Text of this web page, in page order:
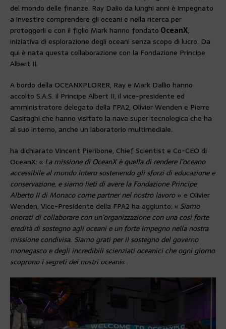
del mondo delle finanze. Ray Dalio da lunghi anni è impegnato
a investire comprendere gli oceani e nella ricerca per
proteggerli e con il figlio Mark hanno fondato OceanX,
iniziativa di esplorazione degli oceani senza scopo di lucro. Da
qui è nata questa collaborazione con la Fondazione Principe
Albert II.
A bordo della OCEANXPLORER, Ray e Mark Dallio hanno
accolto S.A.S. il Principe Albert II, il vice-presidente ed
amministratore delegato della FPA2, Olivier Wenden e Pierre
Casiraghi che hanno visitato la nave super tecnologica che ha
al suo interno, anche un laboratorio multimediale.
ha dichiarato Vincent Pieribone, Chief Scientist e Co-CEO di
OceanX: « La missione di OceanX è quella di rendere l’oceano
accessibile al mondo intero sostenendo gli sforzi di educazione e
conservazione, e siamo lieti di avere la Fondazione Principe
Alberto II di Monaco come partner nel nostro lavoro» e Olivier
Wenden, Vice-Presidente della FPA2 ha aggiunto: « Siamo
onorati di collaborare con un’organizzazione con una così forte
eredità di sostegno agli oceani e un forte impegno nella nostra
missione condivisa. Siamo grati per il sostegno del governo
monegasco e degli incredibili scienziati oceanici che ogni giorno
scoprono i segreti dei nostri oceani« .